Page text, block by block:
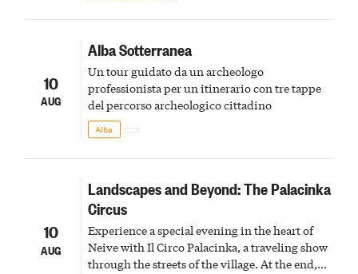
10
AUG
Alba Sotterranea
Un tour guidato da un archeologo
professionista per un itinerario con tre tappe
del percorso archeologico cittadino
Alba
10
AUG
Landscapes and Beyond: The Palacinka
Circus
Experience a special evening in the heart of
Neive with Il Circo Palacinka, a traveling show
through the streets of the village. At the end,